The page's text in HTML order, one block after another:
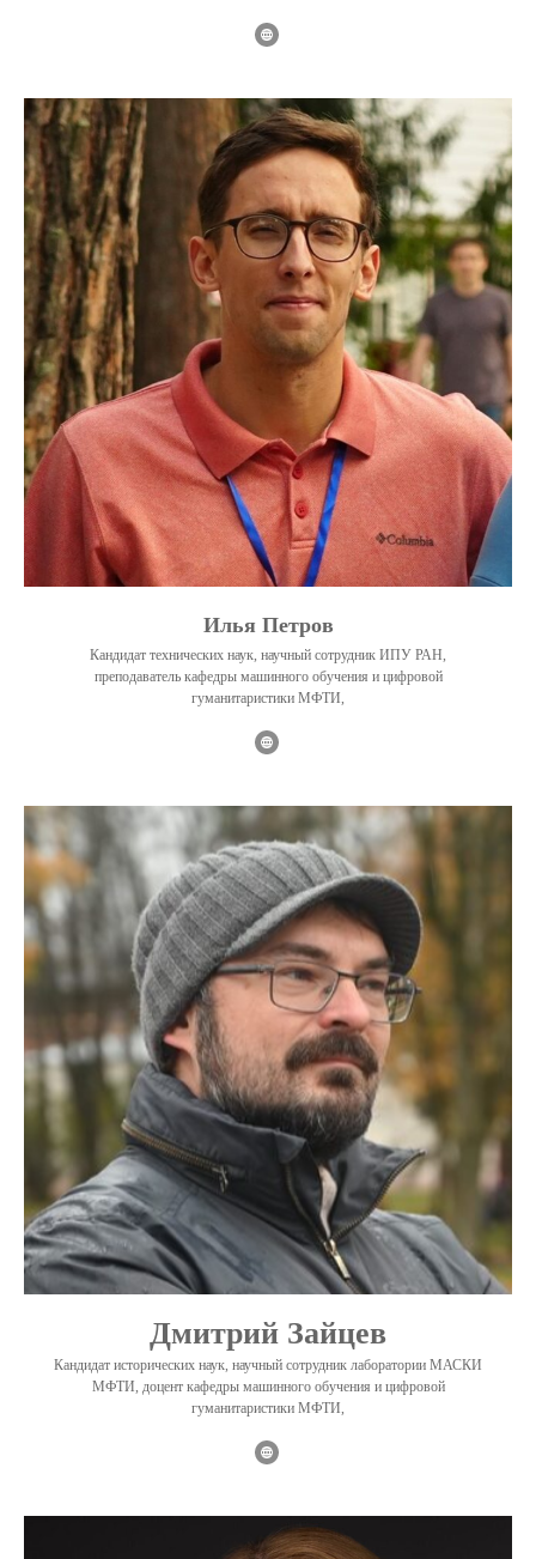
Илья Петров
Кандидат технических наук, научный сотрудник ИПУ РАН,
преподаватель кафедры машинного обучения и цифровой
гуманитаристики МФТИ,
Дмитрий Зайцев
Кандидат исторических наук, научный сотрудник лаборатории МАСКИ
МФТИ, доцент кафедры машинного обучения и цифровой
гуманитаристики МФТИ,